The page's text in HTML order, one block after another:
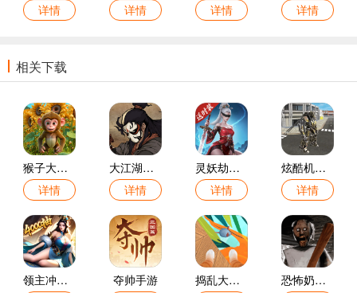
详情
详情
详情
详情
相关下载
猴子大冒险模拟器手游
详情
大江湖之苍龙与白鸟手游
详情
灵妖劫手游
详情
炫酷机甲战士手游
详情
领主冲突手游
夺帅手游
捣乱大作战手游
恐怖奶奶新篇游戏